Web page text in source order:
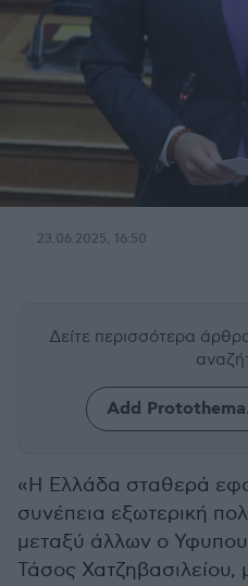
23.06.2025, 16:50
Δείτε περισσότερα
Add
«Η Ελλάδα σταθερά
συνέπεια εξωτερική
μεταξύ άλλων ο
Τάσος Χατζηβασιλείου,